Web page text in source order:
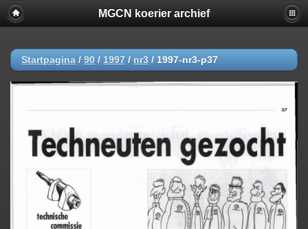
MGCN koerier archief
Startpagina / 90 / 1997 / nr3 / 1997-nr3-p37